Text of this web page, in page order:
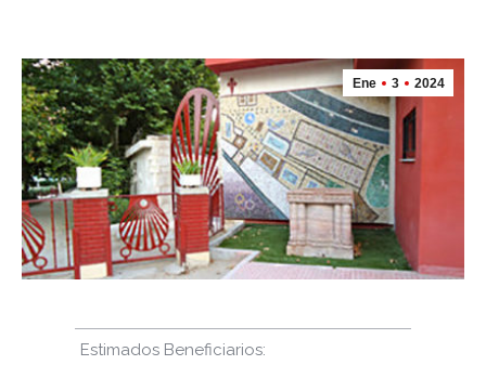
Ene 3 2024
Estimados Beneficiarios: